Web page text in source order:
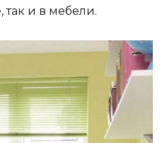
так и в мебели.